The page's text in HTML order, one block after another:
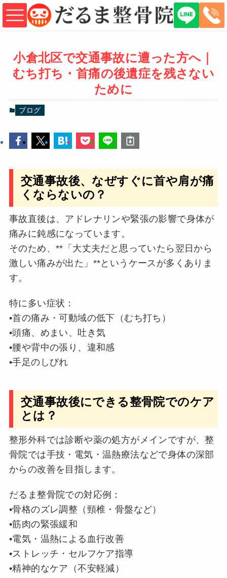
小倉北区で交通事故に遭った方へ｜
むち打ち・首痛の後遺症を残さない
ために
ブログ
交通事故後、なぜすぐに首や肩が痛
くならないの？
事故直後は、アドレナリンや緊張の影響で身体が
痛みに鈍感になっています。
そのため、**「大丈夫だと思っていたら翌日から
激しい痛みが出た」**というケースが多くありま
す。
特に多い症状：
•首の痛み・可動域の低下（むち打ち）
•頭痛、めまい、吐き気
•腰や背中の張り、違和感
•手足のしびれ
交通事故後にできる整骨院でのケア
とは？
整形外科では診断や薬の処方がメインですが、整
骨院では手技・電気・温熱療法などで身体の深部
からの改善を目指します。
だるま整骨院での対応例：
•骨格のズレ調整（頸椎・骨盤など）
•筋肉の緊張緩和
•電気・温熱による血行改善
•ストレッチ・セルフケア指導
•精神的なケア（不安軽減）